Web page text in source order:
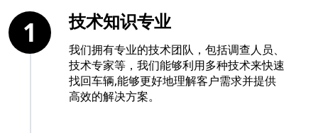
技术知识专业
我们拥有专业的技术团队，包括调查人员、
技术专家等，我们能够利用多种技术来快速
找回车辆,能够更好地理解客户需求并提供
高效的解决方案。
1